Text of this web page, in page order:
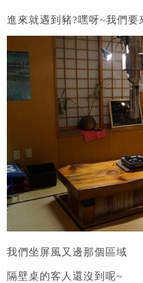
進來就遇到豬?嘿呀~我們
我們坐屏風又邊那個區域
隔壁桌的客人還沒到呢~